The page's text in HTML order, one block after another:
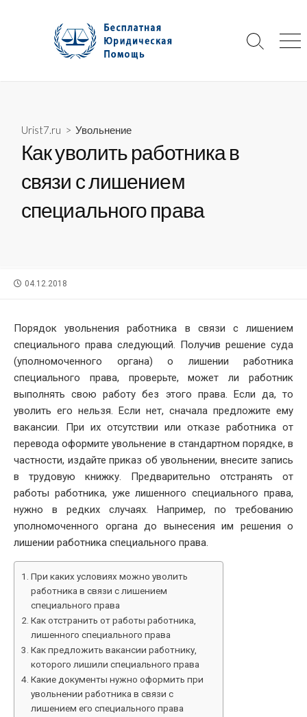
Search
Urist7.ru > Увольнение
Как уволить работника в
связи с лишением
специального права
PUBLISHED
04.12.2018
Порядок увольнения работника в связи с лишением
специального права следующий. Получив решение суда
(уполномоченного органа) о лишении работника
специального права, проверьте, может ли работник
выполнять свою работу без этого права. Если да, то
уволить его нельзя. Если нет, сначала предложите ему
вакансии. При их отсутствии или отказе работника от
перевода оформите увольнение в стандартном порядке, в
частности, издайте приказ об увольнении, внесите запись
в трудовую книжку. Предварительно отстранять от
работы работника, уже лишенного специального права,
нужно в редких случаях. Например, по требованию
уполномоченного органа до вынесения им решения о
лишении работника специального права.
При каких условиях можно уволить
работника в связи с лишением
специального права
Как отстранить от работы работника,
лишенного специального права
Как предложить вакансии работнику,
которого лишили специального права
Какие документы нужно оформить при
увольнении работника в связи с
лишением его специального права